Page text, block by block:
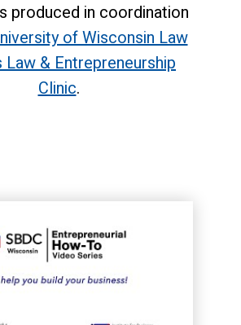
produced in coordination
of Wisconsin Law
& Entrepreneurship
Clinic.